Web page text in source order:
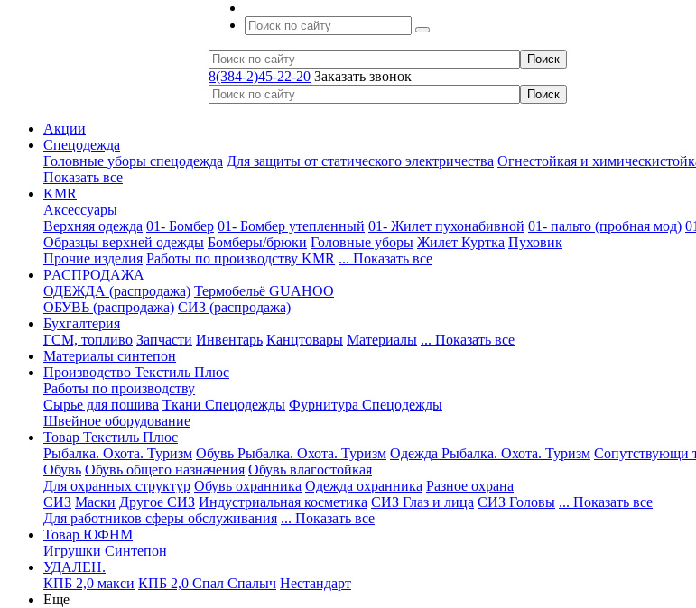
8(384-2)45-22-20 Заказать звонок
Акции
Спецодежда
Головные уборы спецодежда Для защиты от статического электричества Огнестойкая и
Показать все
KMR
Аксессуары
Верхняя одежда 01- Бомбер 01- Бомбер утепленный 01- Жилет пухонабивной 01- пальто (пробная мод)
Образцы верхней одежды Бомберы/брюки Головные уборы Жилет Куртка Пуховик
Прочие изделия Работы по производству KMR ... Показать все
PАСПРОДАЖА
ОДЕЖДА (распродажа) Термобельё GUAHOO
ОБУВЬ (распродажа) СИЗ (распродажа)
Бухгалтерия
ГСМ, топливо Запчасти Инвентарь Канцтовары Материалы ... Показать все
Материалы синтепон
Производство Текстиль Плюс
Работы по производству
Сырье для пошива Ткани Спецодежды Фурнитура Спецодежды
Швейное оборудование
Товар Текстиль Плюс
Рыбалка. Охота. Туризм Обувь Рыбалка. Охота. Туризм Одежда Рыбалка. Охота. Туризм Сопутствующи
Обувь Обувь общего назначения Обувь влагостойкая
Для охранных структур Обувь охранника Одежда охранника Разное охрана
СИЗ Маски Другое СИЗ Индустриальная косметика СИЗ Глаз и лица СИЗ Головы ... Показать все
Для работников сферы обслуживания ... Показать все
Товар ЮФНМ
Игрушки Синтепон
УДАЛЕН.
КПБ 2,0 макси КПБ 2,0 Спал Спалыч Нестандарт
Еще